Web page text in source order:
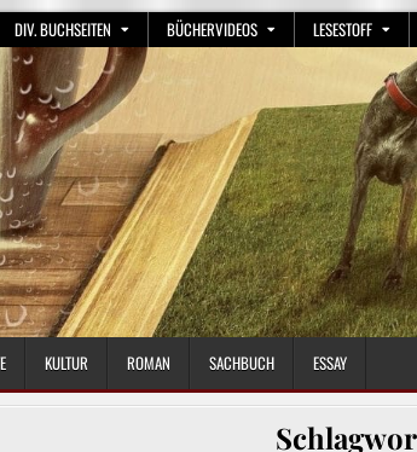
DIV. BUCHSEITEN BÜCHERVIDEOS LESESTOFF
KULTUR ROMAN SACHBUCH ESSAY